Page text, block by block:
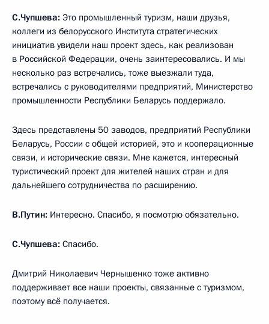
С.Чупшева: Это промышленный туризм, наши друзья,
коллеги из белорусского Института стратегических
инициатив увидели наш проект здесь, как реализован
в Российской Федерации, очень заинтересовались. И мы
несколько раз встречались, тоже выезжали туда,
встречались с руководителями предприятий, Министерство
промышленности Республики Беларусь поддержало.
Здесь представлены 50 заводов, предприятий Республики
Беларусь, России с общей историей, это и кооперационные
связи, и исторические связи. Мне кажется, интересный
туристический проект для жителей наших стран и для
дальнейшего сотрудничества по расширению.
В.Путин: Интересно. Спасибо, я посмотрю обязательно.
С.Чупшева: Спасибо.
Дмитрий Николаевич Чернышенко тоже активно
поддерживает все наши проекты, связанные с туризмом,
поэтому всё получается.